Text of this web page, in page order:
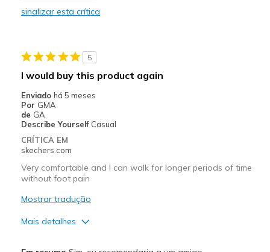
Travel
Sizing
sinalizar esta crítica
5
I would buy this product again
Enviado há 5 meses
Por GMA
de GA
Describe Yourself Casual
CRÍTICA EM
skechers.com
Very comfortable and I can walk for longer periods of time
without foot pain
Mostrar tradução
Mais detalhes